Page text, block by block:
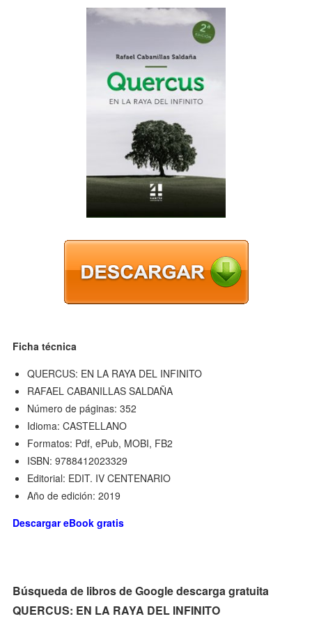
Ficha técnica
QUERCUS: EN LA RAYA DEL INFINITO
RAFAEL CABANILLAS SALDAÑA
Número de páginas: 352
Idioma: CASTELLANO
Formatos: Pdf, ePub, MOBI, FB2
ISBN: 9788412023329
Editorial: EDIT. IV CENTENARIO
Año de edición: 2019
Descargar eBook gratis
Búsqueda de libros de Google descarga gratuita
QUERCUS: EN LA RAYA DEL INFINITO